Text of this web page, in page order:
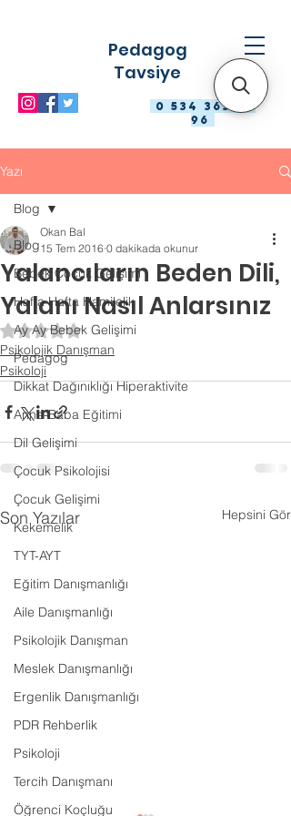
0 534 363 98
96
Pedagog
Tavsiye
Yazı
Blog
Bebek Çocuk Gelişimi
Hafta Hafta Hamilelik
Ay Ay Bebek Gelişimi
Pedagog
Dikkat Dağınıklığı Hiperaktivite
Anne-Baba Eğitimi
Dil Gelişimi
Çocuk Psikolojisi
Çocuk Gelişimi
Kekemelik
TYT-AYT
Eğitim Danışmanlığı
Aile Danışmanlığı
Psikolojik Danışman
Meslek Danışmanlığı
Ergenlik Danışmanlığı
PDR Rehberlik
Psikoloji
Tercih Danışmanı
Öğrenci Koçluğu
Blog
Yalancıların Beden Dili,
Yalanı Nasıl Anlarsınız
Okan Bal
15 Tem 2016 0 dakikada okunur
5 üzerinden NaN yıldız
Psikolojik Danışman
Psikoloji
Son Yazılar Hepsini Gör